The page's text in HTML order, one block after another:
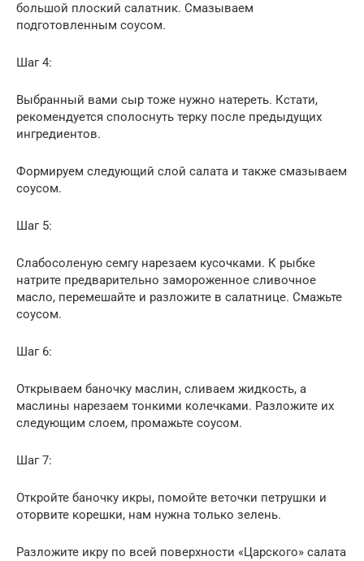
большой плоский салатник. Смазываем
подготовленным соусом.
Шаг 4:
Выбранный вами сыр тоже нужно натереть. Кстати,
рекомендуется сполоснуть терку после предыдущих
ингредиентов.
Формируем следующий слой салата и также смазываем
соусом.
Шаг 5:
Слабосоленую семгу нарезаем кусочками. К рыбке
натрите предварительно замороженное сливочное
масло, перемешайте и разложите в салатнице. Смажьте
соусом.
Шаг 6:
Открываем баночку маслин, сливаем жидкость, а
маслины нарезаем тонкими колечками. Разложите их
следующим слоем, промажьте соусом.
Шаг 7:
Откройте баночку икры, помойте веточки петрушки и
оторвите корешки, нам нужна только зелень.
Разложите икру по всей поверхности «Царского» салата